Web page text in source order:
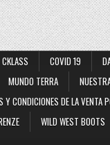
CKLASS COVID 19
MUNDO TERRA
Y CONDICIONES DE LA VENTA
WILD WEST BOOTS